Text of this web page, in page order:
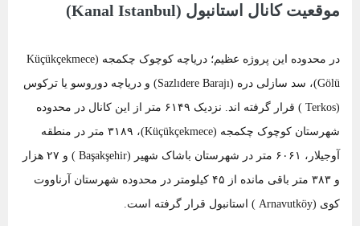
موقعیت کانال استانبول (Kanal Istanbul)
در محدوده این پروژه عظیم؛ دریاچه کوچوک چکمجه (Küçükçekmece
Gölü)، سد سازلی دره (Sazlıdere Barajı) و دریاچه دوروسو یا ترکوس
(Terkos ) قرار گرفته اند. نزدیک ۶۱۴۹ متر از این کانال در محدوده
شهرستان کوچوک چکمجه (Küçükçekmece)، ۳۱۸۹ متر در منطقه
آوجیلار، ۶۰۶۱ متر در شهرستان باشاک شهیر (Başakşehir ) و ۲۷ هزار
و ۳۸۳ متر باقی مانده از ۴۵ کیلومتر در محدوده شهرستان آرناووت
کوی (Arnavutköy ) استانبول قرار گرفته است.